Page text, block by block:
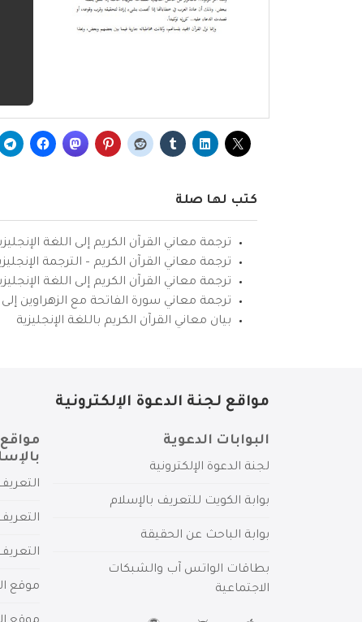
كتب لها صلة
ترجمة معاني القرآن الكريم إلى اللغة
ترجمة معاني القرآن الكريم – الترجمة
ترجمة معاني القرآن الكريم إلى اللغة
ترجمة معاني سورة الفاتحة مع الزهراوين إلى
بيان معاني القرآن الكريم باللغة الإنجليزية
مواقع لجنة الدعوة الإلكترونية
البوابات الدعوية
لجنة الدعوة الإلكترونية
بوابة الكويت للتعريف بالإسلام
بوابة الباحث عن الحقيقة
بطاقات الواتس آب والشبكات
الاجتماعية
موقع